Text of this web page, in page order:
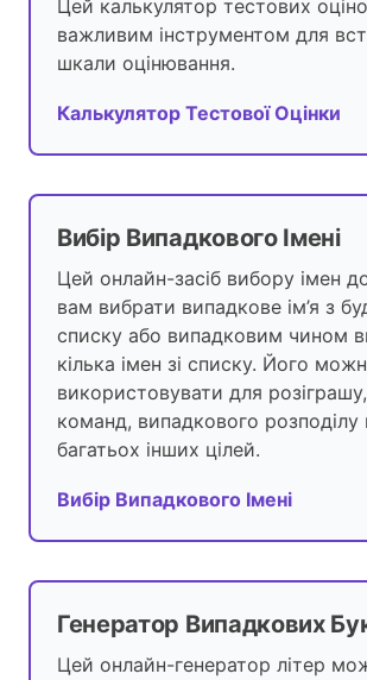
Цей калькулятор тестових
важливим інструментом для
шкали оцінювання.
Калькулятор Тестової Оцінки
Вибір Випадкового Імені
Цей онлайн-засіб вибору імен
вам вибрати випадкове ім’я з
списку або випадковим чином
кілька імен зі списку. Його
використовувати для
команд, випадкового розподілу
багатьох інших цілей.
Вибір Випадкового Імені
Генератор Випадкових
Цей онлайн-генератор літер